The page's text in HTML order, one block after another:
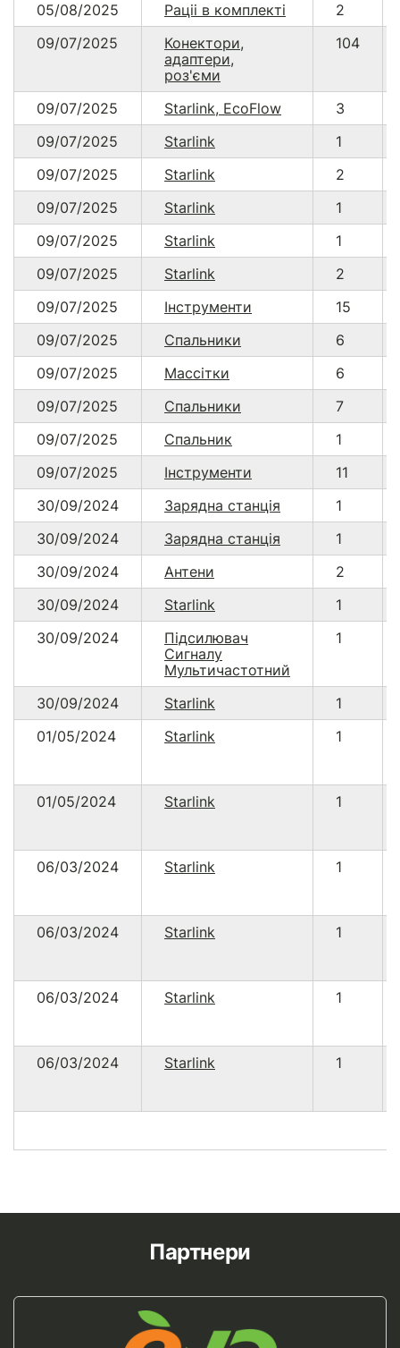
05/08/2025 Раціі в комплекті
2
09/07/2025
Конектори,
адаптери,
роз'єми
104
09/07/2025 Starlink, EcoFlow
3
09/07/2025
Starlink
1
09/07/2025
Starlink
2
09/07/2025
Starlink
1
09/07/2025
Starlink
1
09/07/2025
Starlink
2
09/07/2025
Інструменти
15
09/07/2025
Спальники
6
09/07/2025
Массітки
6
09/07/2025
Спальники
7
09/07/2025
Спальник
1
09/07/2025
Інструменти
11
30/09/2024
Зарядна станція
1
30/09/2024
Зарядна станція
1
30/09/2024
Антени
2
30/09/2024
Starlink
1
30/09/2024
Підсилювач
Сигналу
Мультичастотний
1
30/09/2024 Starlink
1
01/05/2024
Starlink 1
01/05/2024 Starlink 1
06/03/2024 Starlink 1
06/03/2024 Starlink 1
06/03/2024 Starlink 1
06/03/2024 Starlink 1
Партнери